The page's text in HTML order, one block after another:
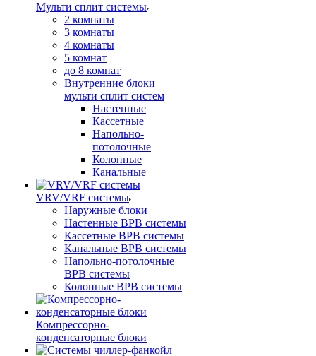
Мульти сплит системы
2 комнаты
3 комнаты
4 комнаты
5 комнат
до 8 комнат
Внутренние блоки
мульти сплит систем
Настенные
Кассетные
Напольно-
потолочные
Колонные
Канальные
VRV/VRF системы
Наружные блоки
Настенные ВРВ системы
Кассетные ВРВ системы
Канальные ВРВ системы
Напольно-потолочные
ВРВ системы
Колонные ВРВ системы
Компрессорно-
конденсаторные блоки